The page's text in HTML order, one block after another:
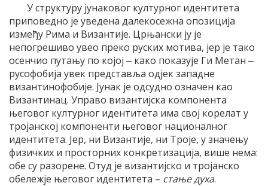
У структуру јунаковог културног идентитета
приповедно је уведена далекосежна опозиција
између Рима и Византије. Црњански ју је
непогрешиво увео преко руских мотива, јер је тако
осенчио путању по којој ‒ како показује Ги Метан ‒
русофобија увек представља одјек западне
византинофобије. Јунак је одсудно означен као
Византинац. Управо византијска компонента
његовог културног идентитета има свој корелат у
тројанској компоненти његовог националног
идентитета. Јер, ни Византије, ни Троје, у значењу
физичких и просторних конкретизација, више нема:
обе су разорене. Отуд је византијско и тројанско
обележје његовог идентитета – стањедуха.